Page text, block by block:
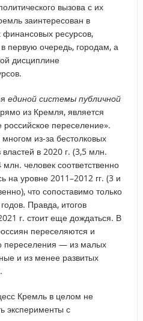
вызова с их
заинтересован в
ресурсов,
первую очередь, городам, а
дисциплине
единой системы публичной
из Кремля, является
переселение».
из-за бестолковых
в 2020 г. (3,5 млн.
человек соответственно
на уровне 2011–2012 гг. (3 и
что сопоставимо только
Правда, итогов
г. стоит еще дождаться. В
переселяются и
переселения — из малых
и из менее развитых
Кремль в целом не
эксперименты с